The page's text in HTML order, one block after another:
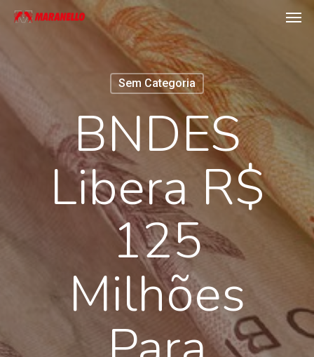
Skip
Sem Categoria
BNDES
Libera R$
125
Milhões